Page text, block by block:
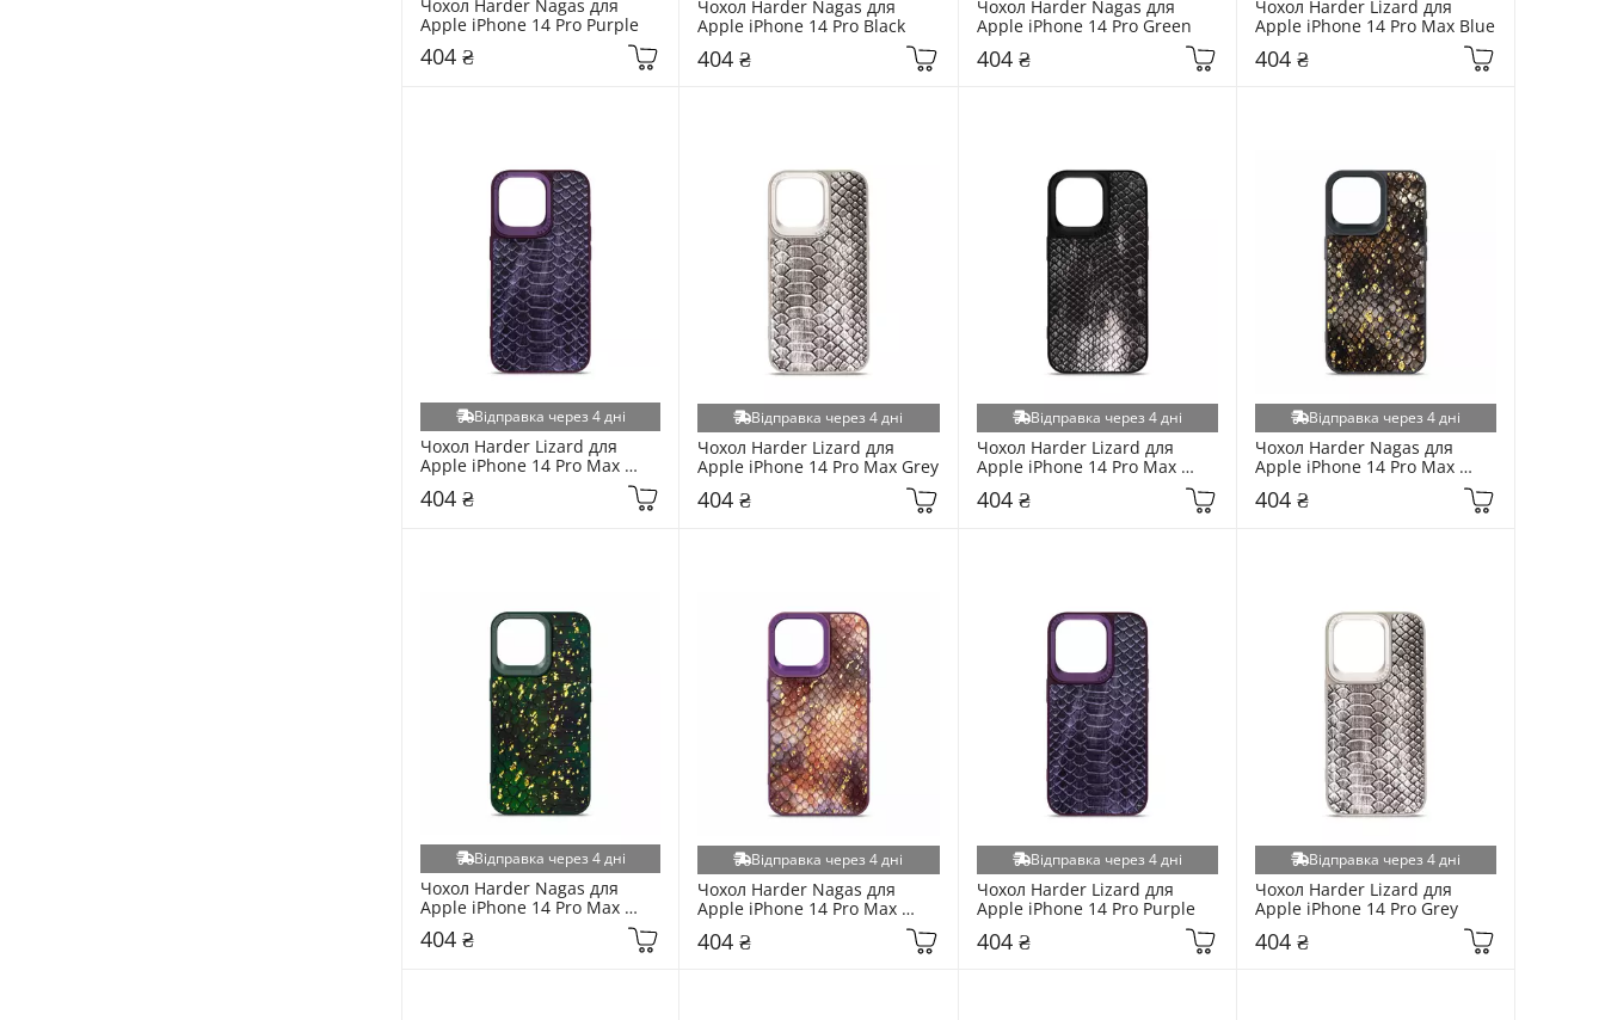
Чохол Harder Nagas для
Apple iPhone 14 Pro Purple
404 ₴
Чохол Harder Nagas для
Apple iPhone 14 Pro Black
404 ₴
Чохол Harder Nagas для
Apple iPhone 14 Pro Green
404 ₴
Чохол Harder Lizard для
Apple iPhone 14 Pro Max Blue
404 ₴
Відправка через 4 дні
Чохол Harder Lizard для
Apple iPhone 14 Pro Max
404 ₴
Відправка через 4 дні
Чохол Harder Lizard для
Apple iPhone 14 Pro Max Grey
404 ₴
Відправка через 4 дні
Чохол Harder Lizard для
Apple iPhone 14 Pro Max
404 ₴
Відправка через 4 дні
Чохол Harder Nagas для
Apple iPhone 14 Pro Max
404 ₴
Відправка через 4 дні
Чохол Harder Nagas для
Apple iPhone 14 Pro Max
404 ₴
Відправка через 4 дні
Чохол Harder Nagas для
Apple iPhone 14 Pro Max
404 ₴
Відправка через 4 дні
Чохол Harder Lizard для
Apple iPhone 14 Pro Purple
404 ₴
Відправка через 4 дні
Чохол Harder Lizard для
Apple iPhone 14 Pro Grey
404 ₴